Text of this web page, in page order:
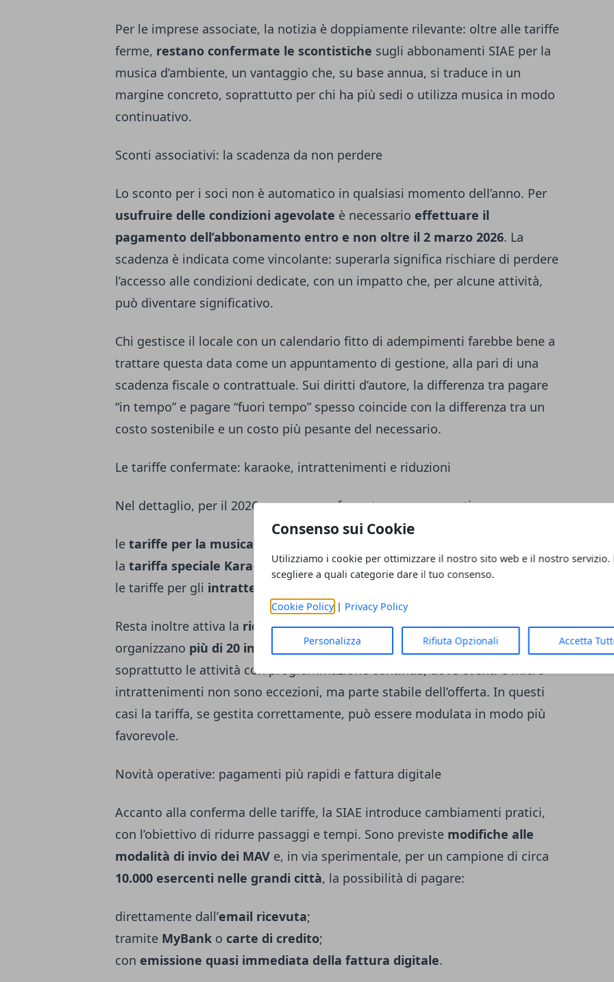
Consenso sui Cookie
Utilizziamo i cookie per ottimizzare il nostro sito web e il nostro servizio.
scegliere a quali categorie dare il tuo consenso.
Cookie Policy| Privacy Policy
Personalizza Rifiuta Opzionali Accetta
Per le imprese associate, la notizia è doppiamente rilevante: oltre alle tariffe
ferme, restano confermate le scontistiche sugli abbonamenti SIAE per la
musica d’ambiente, un vantaggio che, su base annua, si traduce in un
margine concreto, soprattutto per chi ha più sedi o utilizza musica in modo
continuativo.
Sconti associativi: la scadenza da non perdere
Lo sconto per i soci non è automatico in qualsiasi momento dell’anno. Per
usufruire delle condizioni agevolate è necessario effettuare il
pagamento dell’abbonamento entro e non oltre il 2 marzo 2026. La
scadenza è indicata come vincolante: superarla significa rischiare di perdere
l’accesso alle condizioni dedicate, con un impatto che, per alcune attività,
può diventare significativo.
Chi gestisce il locale con un calendario fitto di adempimenti farebbe bene a
trattare questa data come un appuntamento di gestione, alla pari di una
scadenza fiscale o contrattuale. Sui diritti d’autore, la differenza tra pagare
“in tempo” e pagare “fuori tempo” spesso coincide con la differenza tra un
costo sostenibile e un costo più pesante del necessario.
Le tariffe confermate: karaoke, intrattenimenti e riduzioni
Nel dettaglio, per il 2026 vengono confermate senza aumenti:
le tariffe per la musica d’ambiente
la tariffa speciale Karaoke, che resta fissata a452,70 euro;
le tariffe per gli intrattenimenti senza ballo
Resta inoltre attiva la riduzione tariffaria del 30%per le imprese che
organizzano più di 20 intrattenimenti mensili
. È un punto che interessa
soprattutto le attività con programmazione continua, dove eventi e micro-
intrattenimenti non sono eccezioni, ma parte stabile dell’offerta. In questi
casi la tariffa, se gestita correttamente, può essere modulata in modo più
favorevole.
Novità operative: pagamenti più rapidi e fattura digitale
Accanto alla conferma delle tariffe, la SIAE introduce cambiamenti pratici,
con l’obiettivo di ridurre passaggi e tempi. Sono previste modifiche alle
modalità di invio dei MAV e, in via sperimentale, per un campione di circa
10.000 esercenti nelle grandi città, la possibilità di pagare:
direttamente dall’email ricevuta;
tramite MyBank o carte di credito;
con emissione quasi immediata della fattura digitale.